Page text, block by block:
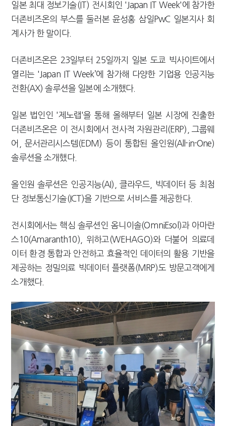
일본 최대 정보기술(IT) 전시회인 'Japan IT Week'에 참가한
더존비즈온의 부스를 둘러본 윤성홍 삼일PwC 일본지사 회
계사가 한 말이다.
더존비즈온은 23일부터 25일까지 일본 도쿄 빅사이트에서
열리는 'Japan IT Week’에 참가해 다양한 기업용 인공지능
전환(AX) 솔루션을 일본에 소개했다.
일본 법인인 '제노랩'을 통해 올해부터 일본 시장에 진출한
더존비즈온은 이 전시회에서 전사적 자원관리(ERP), 그룹웨
어, 문서관리시스템(EDM) 등이 통합된 올인원(All-in-One)
솔루션을 소개했다.
올인원 솔루션은 인공지능(AI), 클라우드, 빅데이터 등 최첨
단 정보통신기술(ICT)을 기반으로 서비스를 제공한다.
전시회에서는 핵심 솔루션인 옴니이솔(OmniEsol)과 아마란
스10(Amaranth10), 위하고(WEHAGO)와 더불어 의료데
이터 환경 통합과 안전하고 효율적인 데이터의 활용 기반을
제공하는 정밀의료 빅데이터 플랫폼(MRP)도 방문고객에게
소개했다.